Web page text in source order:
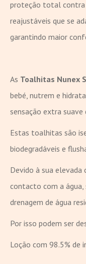
proteção total contra
reajustáveis que se
garantindo maior
As Toalhitas Nunex
bebé, nutrem e
sensação extra suave
Estas toalhitas são
biodegradáveis e
Devido à sua elevada
contacto com a
drenagem de água
Por isso podem ser
Loção com 98.5% de